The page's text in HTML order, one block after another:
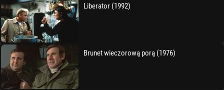
Liberator (1992)
Brunet wieczorową porą (1976)